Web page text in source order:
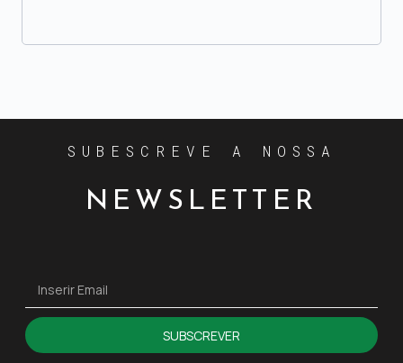
SUBESCREVE A NOSSA
NEWSLETTER
SUBSCREVER